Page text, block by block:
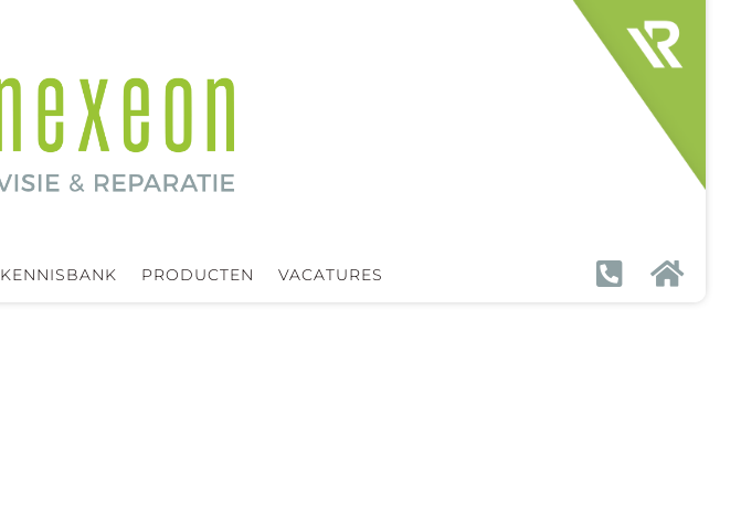
KENNISBANK PRODUCTEN VACATURES  